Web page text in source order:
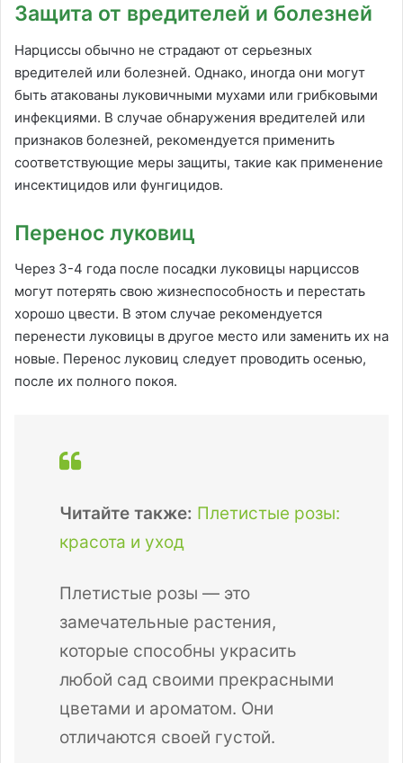
Защита от вредителей и болезней
Нарциссы обычно не страдают от серьезных
вредителей или болезней. Однако, иногда они могут
быть атакованы луковичными мухами или грибковыми
инфекциями. В случае обнаружения вредителей или
признаков болезней, рекомендуется применить
соответствующие меры защиты, такие как применение
инсектицидов или фунгицидов.
Перенос луковиц
Через 3-4 года после посадки луковицы нарциссов
могут потерять свою жизнеспособность и перестать
хорошо цвести. В этом случае рекомендуется
перенести луковицы в другое место или заменить их на
новые. Перенос луковиц следует проводить осенью,
после их полного покоя.
Читайте также: Плетистые розы:
красота и уход
Плетистые розы — это
замечательные растения,
которые способны украсить
любой сад своими прекрасными
цветами и ароматом. Они
отличаются своей густой.